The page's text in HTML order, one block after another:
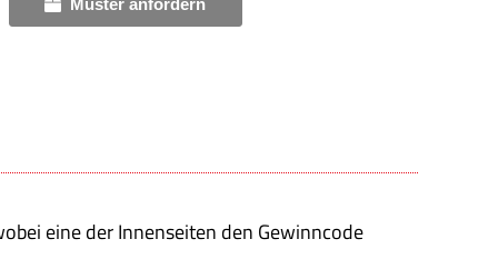
eine der Innenseiten den Gewinncode